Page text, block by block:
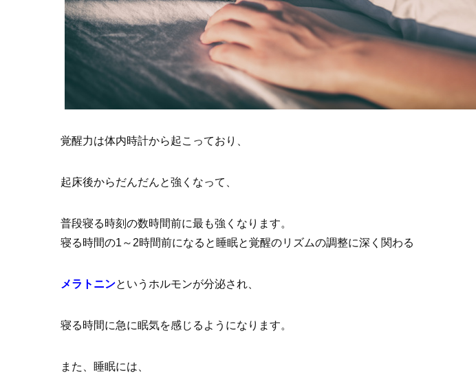
覚醒力は体内時計から起こっており、
起床後からだんだんと強くなって、
普段寝る時刻の数時間前に最も強くなります。
寝る時間の1～2時間前になると睡眠と覚醒のリズムの調整に深く関わる
メラトニンというホルモンが分泌され、
寝る時間に急に眠気を感じるようになります。
また、睡眠には、